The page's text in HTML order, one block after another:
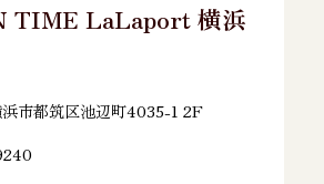
TIME LaLaport 横浜
市都筑区池辺町4035-1 2F